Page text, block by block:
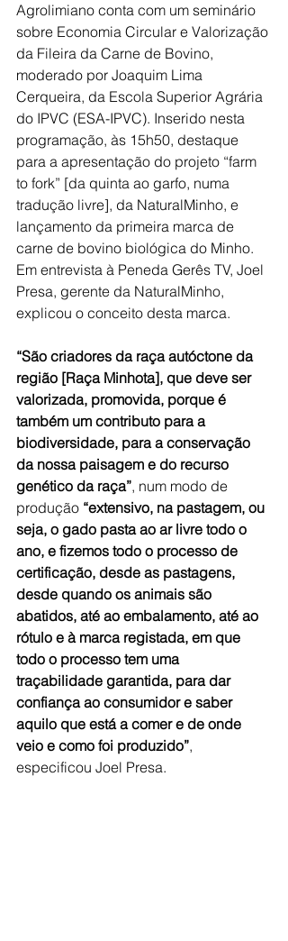
Agrolimiano conta com um seminário
sobre Economia Circular e Valorização
da Fileira da Carne de Bovino,
moderado por Joaquim Lima
Cerqueira, da Escola Superior Agrária
do IPVC (ESA-IPVC). Inserido nesta
programação, às 15h50, destaque
para a apresentação do projeto “farm
to fork” [da quinta ao garfo, numa
tradução livre], da NaturalMinho, e
lançamento da primeira marca de
carne de bovino biológica do Minho.
Em entrevista à Peneda Gerês TV, Joel
Presa, gerente da NaturalMinho,
explicou o conceito desta marca.
“São criadores da raça autóctone da
região [Raça Minhota], que deve ser
valorizada, promovida, porque é
também um contributo para a
biodiversidade, para a conservação
da nossa paisagem e do recurso
genético da raça”, num modo de
produção “extensivo, na pastagem, ou
seja, o gado pasta ao ar livre todo o
ano, e fizemos todo o processo de
certificação, desde as pastagens,
desde quando os animais são
abatidos, até ao embalamento, até ao
rótulo e à marca registada, em que
todo o processo tem uma
traçabilidade garantida, para dar
confiança ao consumidor e saber
aquilo que está a comer e de onde
veio e como foi produzido”,
especificou Joel Presa.